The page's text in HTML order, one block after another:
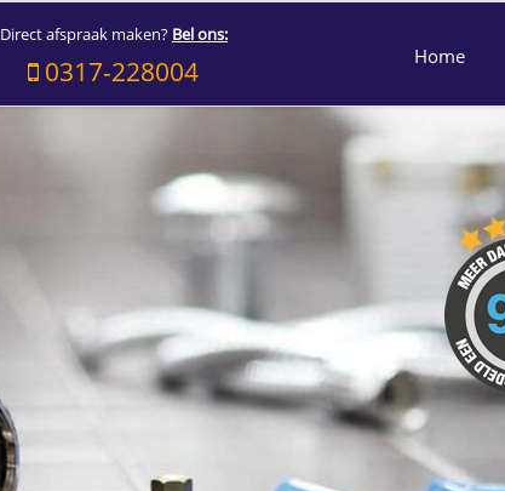
Direct afspraak maken? Bel ons:
0317-228004 Home